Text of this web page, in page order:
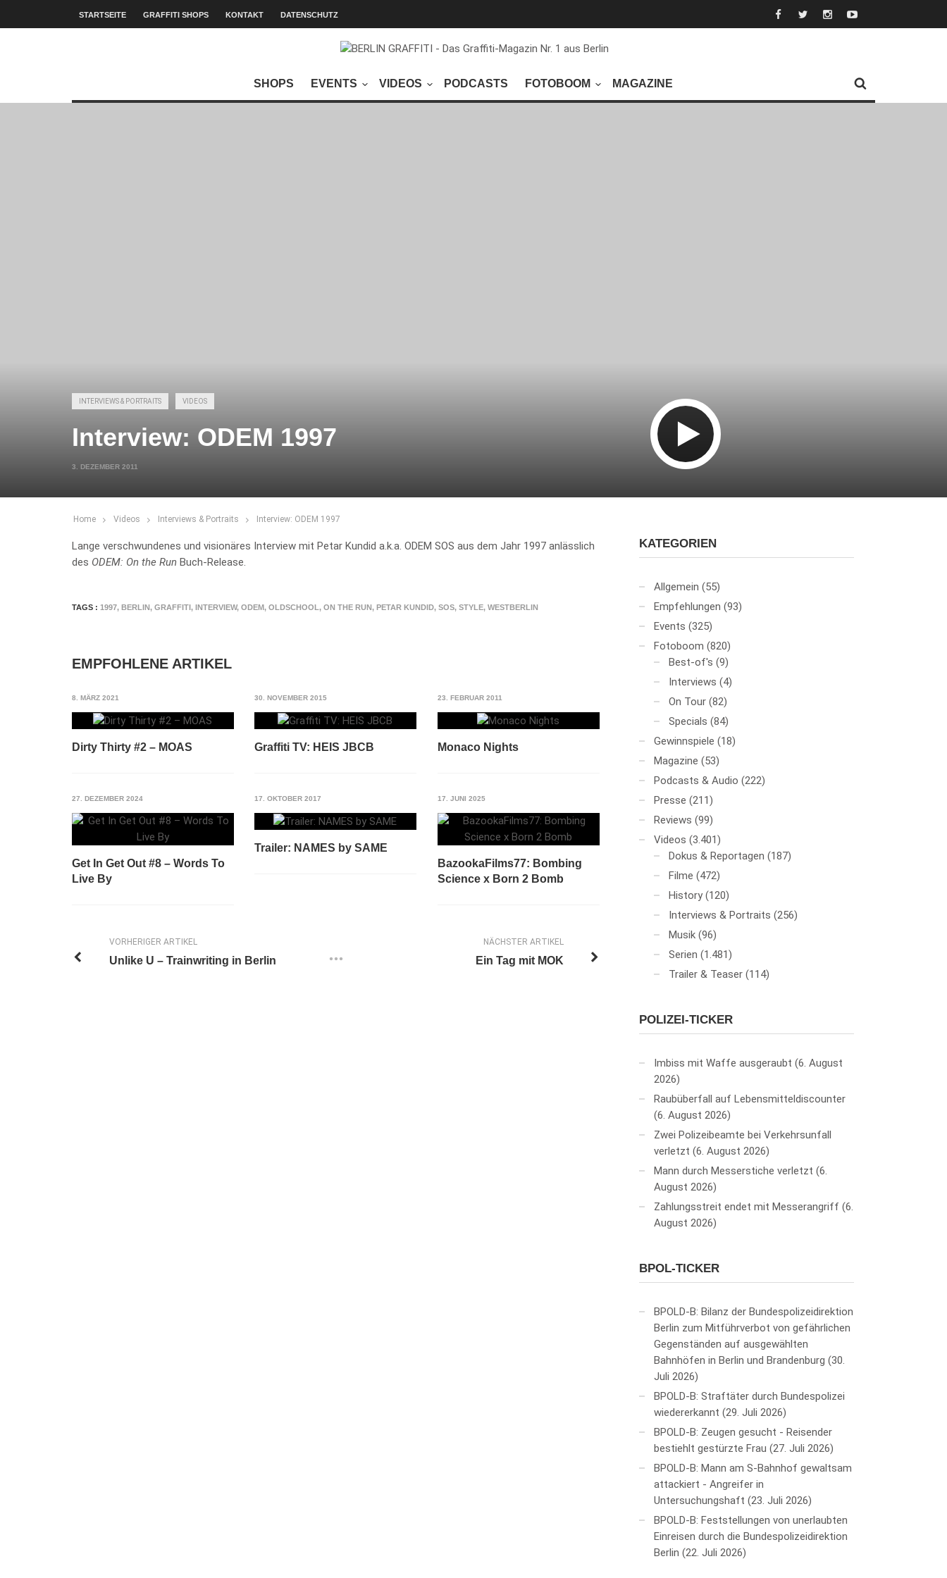
STARTSEITE GRAFFITI SHOPS KONTAKT DATENSCHUTZ
SHOPS EVENTS VIDEOS PODCASTS FOTOBOOM MAGAZINE
INTERVIEWS & PORTRAITS VIDEOS
Interview: ODEM 1997
3. DEZEMBER 2011
Home Videos Interviews & Portraits Interview: ODEM 1997
Lange verschwundenes und visionäres Interview mit Petar Kundid a.k.a. ODEM SOS aus dem Jahr 1997 anlässlich
des ODEM: On the Run Buch-Release.
TAGS : 1997, BERLIN, GRAFFITI, INTERVIEW, ODEM, OLDSCHOOL , ON THE RUN, PETAR KUNDID, SOS, STYLE, WESTBERLIN
EMPFOHLENE ARTIKEL
8. MÄRZ 2021
Dirty Thirty #2 – MOAS
30. NOVEMBER 2015
Graffiti TV: HEIS JBCB
23. FEBRUAR 2011
Monaco Nights
27. DEZEMBER 2024
Get In Get Out #8 – Words To
Live By
17. OKTOBER 2017
Trailer: NAMES by SAME
17. JUNI 2025
BazookaFilms77: Bombing
Science x Born 2 Bomb
NÄCHSTER ARTIKEL
Ein Tag mit MOK
VORHERIGER ARTIKEL
Unlike U – Trainwriting in Berlin
KATEGORIEN
Allgemein (55)
Empfehlungen (93)
Events (325)
Fotoboom (820)
Best-of's (9)
Interviews (4)
On Tour (82)
Specials (84)
Gewinnspiele (18)
Magazine (53)
Podcasts & Audio (222)
Presse (211)
Reviews (99)
Videos (3.401)
Dokus & Reportagen (187)
Filme (472)
History (120)
Interviews & Portraits (256)
Musik (96)
Serien (1.481)
Trailer & Teaser (114)
POLIZEI-TICKER
Imbiss mit Waffe ausgeraubt 6. August
2026
Raubüberfall auf Lebensmitteldiscounter
6. August 2026
Zwei Polizeibeamte bei Verkehrsunfall
verletzt 6. August 2026
Mann durch Messerstiche verletzt 6.
August 2026
Zahlungsstreit endet mit Messerangriff 6.
August 2026
BPOL-TICKER
BPOLD-B: Bilanz der Bundespolizeidirektion
Berlin zum Mitführverbot von gefährlichen
Gegenständen auf ausgewählten
Bahnhöfen in Berlin und Brandenburg 30.
Juli 2026
BPOLD-B: Straftäter durch Bundespolizei
wiedererkannt 29. Juli 2026
BPOLD-B: Zeugen gesucht - Reisender
bestiehlt gestürzte Frau 27. Juli 2026
BPOLD-B: Mann am S-Bahnhof gewaltsam
attackiert - Angreifer in
Untersuchungshaft 23. Juli 2026
BPOLD-B: Feststellungen von unerlaubten
Einreisen durch die Bundespolizeidirektion
Berlin 22. Juli 2026